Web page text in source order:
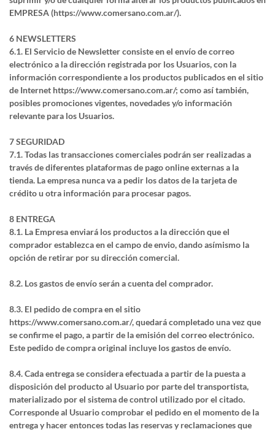
EMPRESA (https://www.comersano.com.ar/).
6 NEWSLETTERS
6.1. El Servicio de Newsletter consiste en el envío de correo
electrónico a la dirección registrada por los Usuarios, con la
información correspondiente a los productos publicados en el sitio
de Internet https://www.comersano.com.ar/; como así también,
posibles promociones vigentes, novedades y/o información
relevante para los Usuarios.
7 SEGURIDAD
7.1. Todas las transacciones comerciales podrán ser realizadas a
través de diferentes plataformas de pago online externas a la
tienda. La empresa nunca va a pedir los datos de la tarjeta de
crédito u otra información para procesar pagos.
8 ENTREGA
8.1. La Empresa enviará los productos a la dirección que el
comprador establezca en el campo de envio, dando asímismo la
opción de retirar por su dirección comercial.
8.2. Los gastos de envío serán a cuenta del comprador.
8.3. El pedido de compra en el sitio
https://www.comersano.com.ar/, quedará completado una vez que
se confirme el pago, a partir de la emisión del correo electrónico.
Este pedido de compra original incluye los gastos de envío.
8.4. Cada entrega se considera efectuada a partir de la puesta a
disposición del producto al Usuario por parte del transportista,
materializado por el sistema de control utilizado por el citado.
Corresponde al Usuario comprobar el pedido en el momento de la
entrega y hacer entonces todas las reservas y reclamaciones que